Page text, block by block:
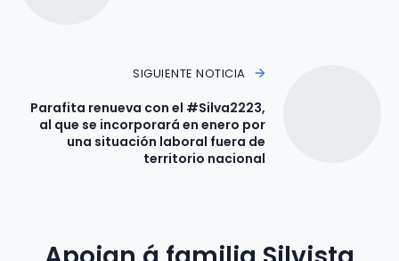
SIGUIENTE NOTICIA
Parafita renueva con el #Silva2223,
al que se incorporará en enero por
una situación laboral fuera de
territorio nacional